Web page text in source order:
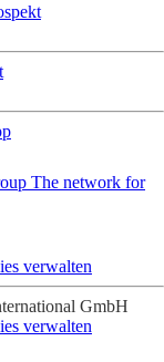
The network for
verwalten
GmbH
verwalten